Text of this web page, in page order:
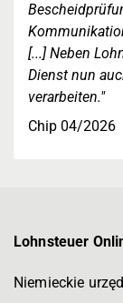
[...] Neben
Dienst nun
verarbeiten."
Chip 04/2026
Lohnsteuer
Niemieckie